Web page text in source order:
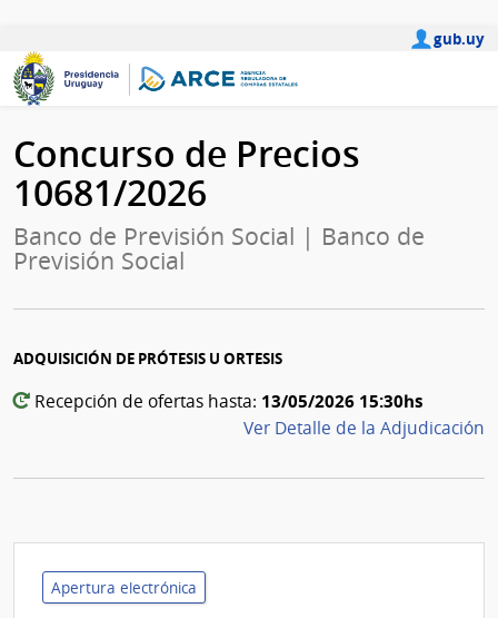
gub.uy
Concurso de Precios
10681/2026
Banco de Previsión Social | Banco de
Previsión Social
ADQUISICIÓN DE PRÓTESIS U ORTESIS
Recepción de ofertas hasta: 13/05/2026 15:30hs
Ver Detalle de la Adjudicación
Apertura electrónica